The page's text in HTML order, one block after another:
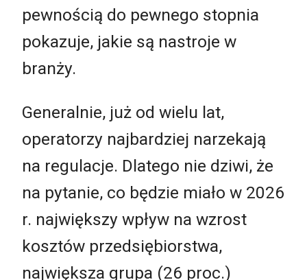
pewnością do pewnego stopnia
pokazuje, jakie są nastroje w
branży.
Generalnie, już od wielu lat,
operatorzy najbardziej narzekają
na regulacje. Dlatego nie dziwi, że
na pytanie, co będzie miało w 2026
r. największy wpływ na wzrost
kosztów przedsiębiorstwa,
największa grupa (26 proc.)